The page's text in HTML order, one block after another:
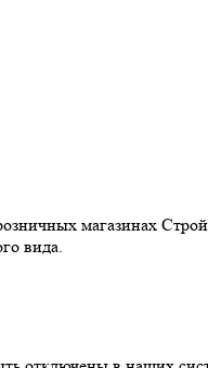
магазинах
вида.